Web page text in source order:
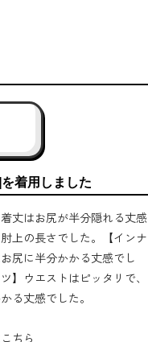
着用しました
着丈はお尻が半分隠れる丈感
上の長さでした。【インナ
尻に半分かかる丈感でし
】ウエストはピッタリで、
る丈感でした。
ちら